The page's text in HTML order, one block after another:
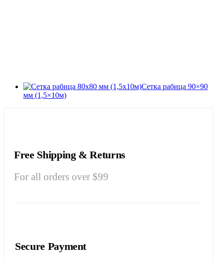
Сетка рабица 90×90
мм (1,5×10м)
Free Shipping & Returns
For all orders over $99
Secure Payment